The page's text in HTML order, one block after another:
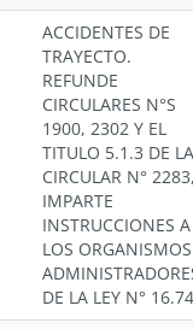
ACCIDENTES DE
TRAYECTO.
REFUNDE
CIRCULARES N°S
1900, 2302 Y EL
TITULO 5.1.3 DE LA
CIRCULAR N°
IMPARTE
INSTRUCCIONES A
LOS ORGANISMOS
DE LA LEY N°